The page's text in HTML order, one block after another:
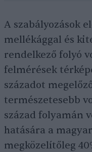
A szabályozások
mellékággal és
rendelkező folyó
felmérések
századot
természetesebb
század folyamán
hatására a
megközelítőleg